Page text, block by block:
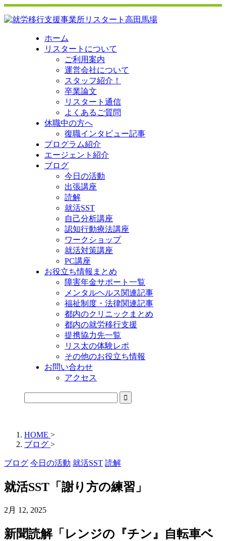
ホーム
リスタートについて
ご利用案内
運営会社について
スタッフ紹介！
卒業論文
リスタート通信
よくあるご質問
休職中の方へ
復職インタビュー記事
プログラム紹介
エージェント紹介
ブログ
今日の活動
出張講座
読解
就活SST
自己分析講座
認知行動療法講座
ワークショップ
就活対策講座
PC講座
お役立ち情報まとめ
障害年金サポート一覧
メンタルヘルス関連記事
福祉制度・法律関連記事
都内のクリニックまとめ
都内の就労移行支援
提携協力先一覧
リス太の体験レポ
その他のお役立ち情報
お問い合わせ
アクセス
HOME >
ブログ >
ブログ 今日の活動 就活SST 読解
就活SST「謝り方の練習」
2月 12, 2025
新聞読解「レンジの『チン』自転車ベ